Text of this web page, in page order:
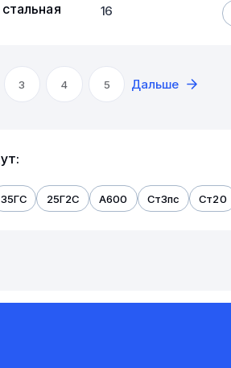
16
3 4 5 Дальше
35ГС 25Г2С А600 Ст3пс Ст20